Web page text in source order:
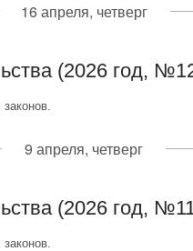
16 апреля, четверг
(2026 год,
9 апреля, четверг
(2026 год,